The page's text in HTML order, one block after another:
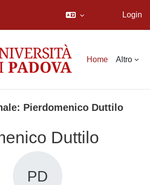
Login
Home Altro
Pierdomenico Duttilo
Duttilo
PD